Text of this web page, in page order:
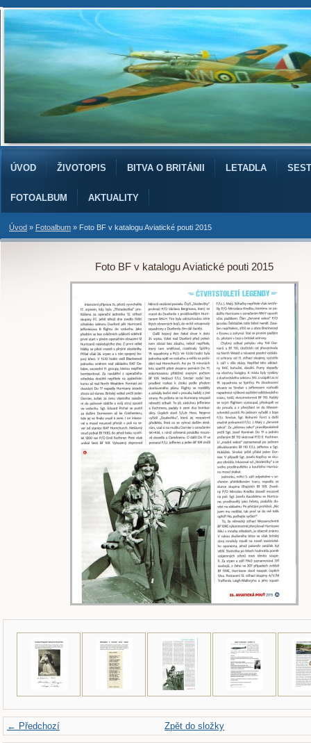
ÚVOD ŽIVOTOPIS BITVA O BRITÁNII LETADLA
FOTOALBUM AKTUALITY
Úvod » Fotoalbum » Foto BF v katalogu Aviatické pouti 2015
Foto BF v katalogu Aviatické pouti 2015
← Předchozí Zpět do složky